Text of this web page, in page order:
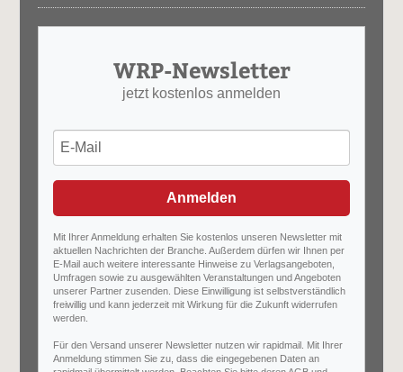
WRP-Newsletter
jetzt kostenlos anmelden
Anmelden
Mit Ihrer Anmeldung erhalten Sie kostenlos unseren Newsletter mit
aktuellen Nachrichten der Branche. Außerdem dürfen wir Ihnen per
E-Mail auch weitere interessante Hinweise zu Verlagsangeboten,
Umfragen sowie zu ausgewählten Veranstaltungen und Angeboten
unserer Partner zusenden. Diese Einwilligung ist selbstverständlich
freiwillig und kann jederzeit mit Wirkung für die Zukunft widerrufen
werden.
Für den Versand unserer Newsletter nutzen wir rapidmail. Mit Ihrer
Anmeldung stimmen Sie zu, dass die eingegebenen Daten an